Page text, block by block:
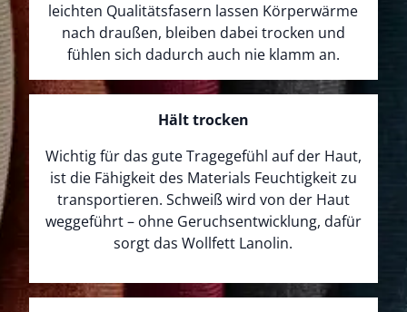
leichten Qualitätsfasern lassen Körperwärme
nach draußen, bleiben dabei trocken und
fühlen sich dadurch auch nie klamm an.
Hält trocken
Wichtig für das gute Tragegefühl auf der Haut,
ist die Fähigkeit des Materials Feuchtigkeit zu
transportieren. Schweiß wird von der Haut
weggeführt – ohne Geruchsentwicklung, dafür
sorgt das Wollfett Lanolin.